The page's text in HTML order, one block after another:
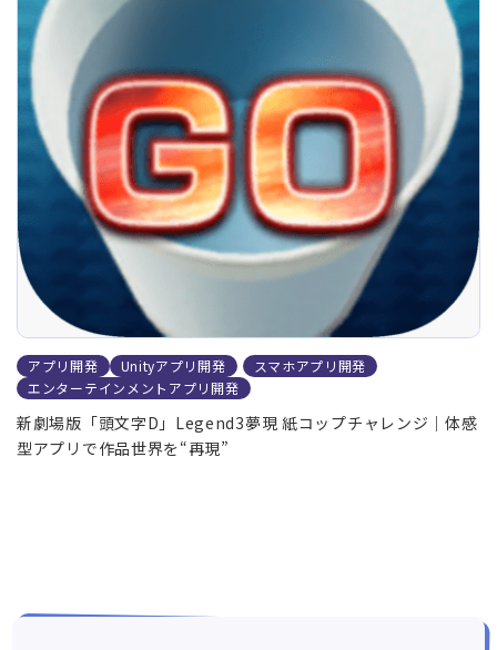
アプリ開発 Unityアプリ開発
スマホアプリ開発
エンターテインメントアプリ開発
新劇場版「頭文字D」Legend3夢現 紙コップチャレンジ｜体感
型アプリで作品世界を“再現”